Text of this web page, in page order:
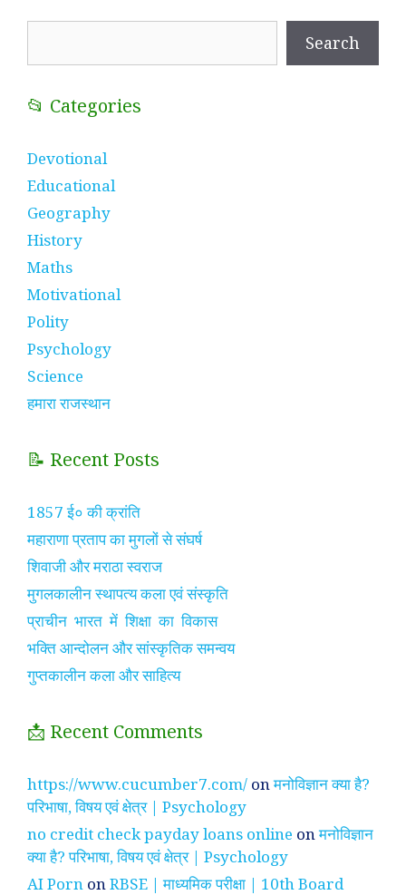
Search
📂 Categories
Devotional
Educational
Geography
History
Maths
Motivational
Polity
Psychology
Science
हमारा राजस्थान
📝 Recent Posts
1857 ई० की क्रांति
महाराणा प्रताप का मुगलों से संघर्ष
शिवाजी और मराठा स्वराज
मुगलकालीन स्थापत्य कला एवं संस्कृति
प्राचीन भारत में शिक्षा का विकास
भक्ति आन्दोलन और सांस्कृतिक समन्वय
गुप्तकालीन कला और साहित्य
📩 Recent Comments
https://www.cucumber7.com/ onमनोविज्ञान क्या है?
परिभाषा, विषय एवं क्षेत्र | Psychology
no credit check payday loans online onमनोविज्ञान
क्या है? परिभाषा, विषय एवं क्षेत्र | Psychology
AI Porn onRBSE | माध्यमिक परीक्षा | 10th Board